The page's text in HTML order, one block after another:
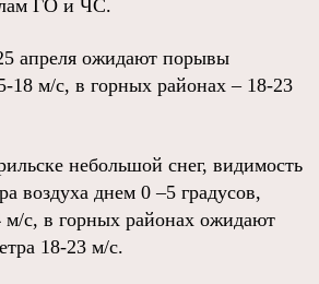
ГО и ЧС.
апреля ожидают порывы
18 м/с, в горных районах – 18-23
небольшой снег, видимость
воздуха днем 0 –5 градусов,
с, в горных районах ожидают
18-23 м/с.